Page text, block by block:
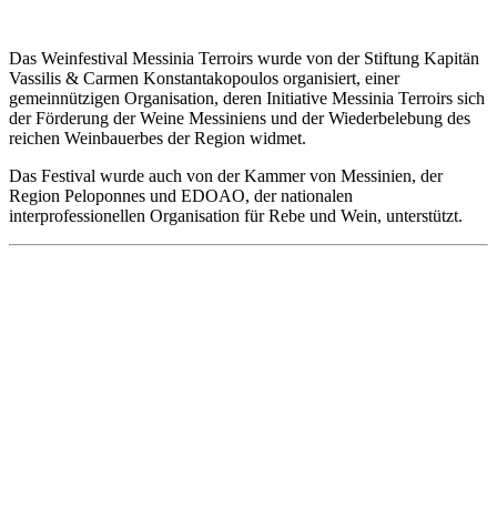
Das Weinfestival Messinia Terroirs wurde von der Stiftung Kapitän
Vassilis & Carmen Konstantakopoulos organisiert, einer
gemeinnützigen Organisation, deren Initiative Messinia Terroirs sich
der Förderung der Weine Messiniens und der Wiederbelebung des
reichen Weinbauerbes der Region widmet.
Das Festival wurde auch von der Kammer von Messinien, der
Region Peloponnes und EDOAO, der nationalen
interprofessionellen Organisation für Rebe und Wein, unterstützt.